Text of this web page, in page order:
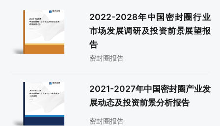
2022-2028年中国密封圈行业
市场发展调研及投资前景展望报
告
密封圈报告
2021-2027年中国密封圈产业发
展动态及投资前景分析报告
密封圈报告